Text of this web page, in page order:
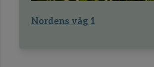
Nordens väg 1